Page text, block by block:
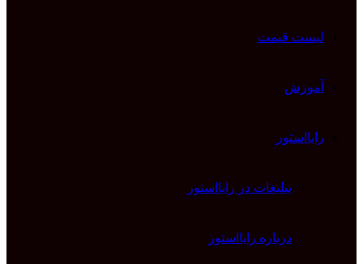
لیست قیمت
آموزش
رایااستور
تبلیغات در رایااستور
درباره رایااستور